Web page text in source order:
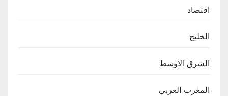
اقتصاد
الخليج
الشرق الاوسط
المغرب العربي